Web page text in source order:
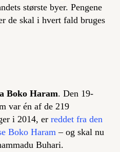
største byer. Pengene
de skal i hvert fald bruges
Boko Haram. Den 19-
var én af de 219
i 2014, er reddet fra den
Boko Haram – og skal nu
Buhari.